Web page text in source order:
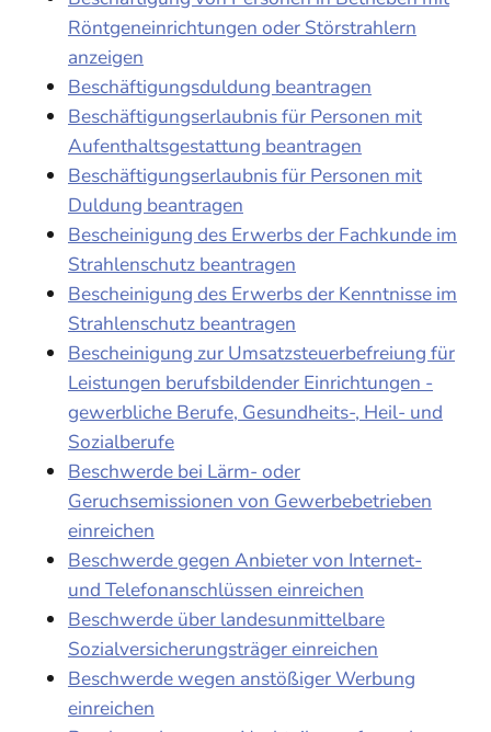
Röntgeneinrichtungen oder Störstrahlern
anzeigen
Beschäftigungsduldung beantragen
Beschäftigungserlaubnis für Personen mit
Aufenthaltsgestattung beantragen
Beschäftigungserlaubnis für Personen mit
Duldung beantragen
Bescheinigung des Erwerbs der Fachkunde im
Strahlenschutz beantragen
Bescheinigung des Erwerbs der Kenntnisse im
Strahlenschutz beantragen
Bescheinigung zur Umsatzsteuerbefreiung für
Leistungen berufsbildender Einrichtungen -
gewerbliche Berufe, Gesundheits-, Heil- und
Sozialberufe
Beschwerde bei Lärm- oder
Geruchsemissionen von Gewerbebetrieben
einreichen
Beschwerde gegen Anbieter von Internet-
und Telefonanschlüssen einreichen
Beschwerde über landesunmittelbare
Sozialversicherungsträger einreichen
Beschwerde wegen anstößiger Werbung
einreichen